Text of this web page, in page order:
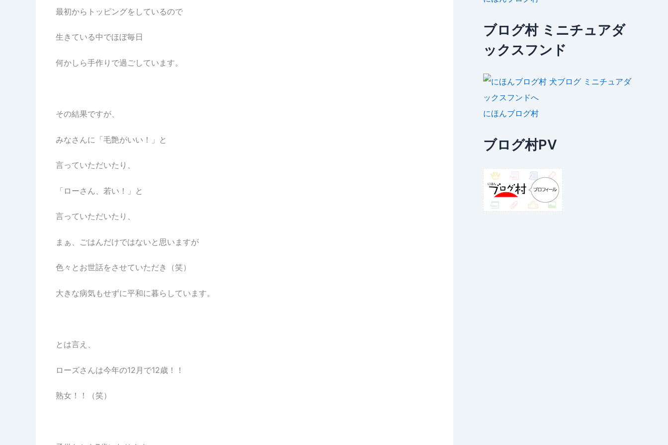
最初からトッピングをしているので
生きている中でほぼ毎日
何かしら手作りで過ごしています。
その結果ですが、
みなさんに「毛艶がいい！」と
言っていただいたり、
「ローさん、若い！」と
言っていただいたり、
まぁ、ごはんだけではないと思いますが
色々とお世話をさせていただき（笑）
大きな病気もせずに平和に暮らしています。
とは言え、
ローズさんは今年の12月で12歳！！
熟女！！（笑）
ブログ村 ミニチュアダ
ックスフンド
にほんブログ村
ブログ村PV